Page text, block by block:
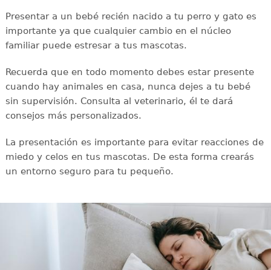
Presentar a un bebé recién nacido a tu perro y gato es
importante ya que cualquier cambio en el núcleo
familiar puede estresar a tus mascotas.
Recuerda que en todo momento debes estar presente
cuando hay animales en casa, nunca dejes a tu bebé
sin supervisión. Consulta al veterinario, él te dará
consejos más personalizados.
La presentación es importante para evitar reacciones de
miedo y celos en tus mascotas. De esta forma crearás
un entorno seguro para tu pequeño.